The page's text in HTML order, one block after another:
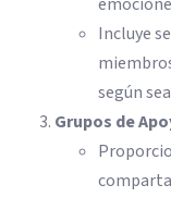
Incluye
según
Grupos de